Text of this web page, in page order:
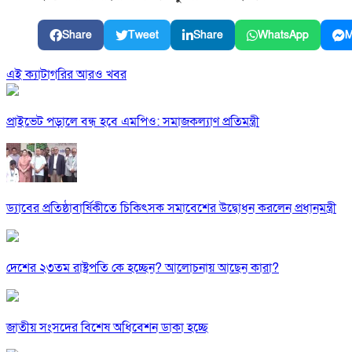
Share Tweet Share WhatsApp
এই ক্যাটাগরির আরও খবর
প্রাইভেট পড়ালে বন্ধ হবে এমপিও: সমাজকল্যাণ প্রতিমন্ত্রী
ড্যাবের প্রতিষ্ঠাবার্ষিকীতে চিকিৎসক সমাবেশের উদ্বোধন করলেন প্রধানমন্ত্রী
দেশের ২৩তম রাষ্ট্রপতি কে হচ্ছেন? আলোচনায় আছেন কারা?
জাতীয় সংসদের বিশেষ অধিবেশন ডাকা হচ্ছে